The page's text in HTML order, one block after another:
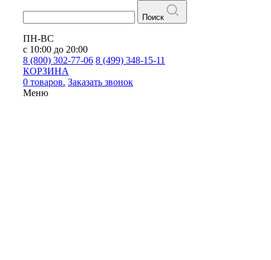
Поиск
ПН-ВС
с 10:00 до 20:00
8 (800) 302-77-06 8 (499) 348-15-11
КОРЗИНА
0 товаров. Заказать звонок
Меню